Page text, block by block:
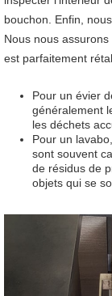
bouchon. Enfin,
Nous nous
est parfaitement
Pour un évier
généralement
les déchets
Pour un
sont souvent
de résidus de
objets qui se